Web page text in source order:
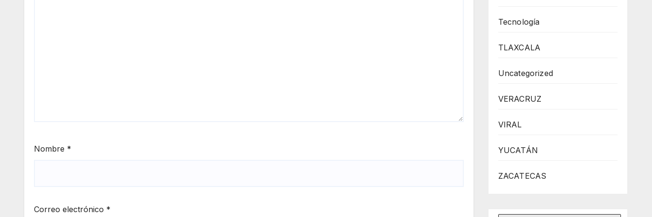
Nombre *
Correo electrónico *
Tecnología
TLAXCALA
Uncategorized
VERACRUZ
VIRAL
YUCATÁN
ZACATECAS